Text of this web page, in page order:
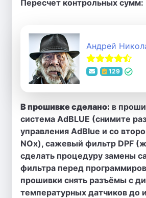
Пересчет контрольных сумм:
Андрей
129
В прошивке сделано: в
система AdBLUE (снимите
управления AdBlue и со
NOx), сажевый фильтр DPF
сделать процедуру замены
фильтра перед
прошивки снять разъёмы с
температурных датчиков до